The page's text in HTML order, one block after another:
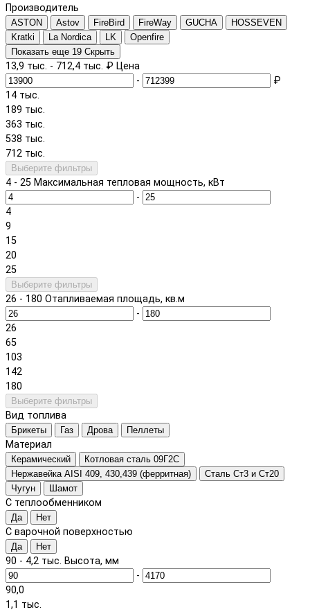
Производитель
ASTON Astov FireBird FireWay GUCHA
HOSSEVEN
Kratki
La Nordica LK
Openfire
Показать еще 19 Скрыть
13,9 тыс. - 712,4 тыс. ₽ Цена
-
₽
14 тыс.
189 тыс.
363 тыс.
538 тыс.
712 тыс.
Выберите фильтры
4 - 25 Максимальная тепловая мощность, кВт
-
4
9
15
20
25
Выберите фильтры
26 - 180 Отапливаемая площадь, кв.м
-
26
65
103
142
180
Выберите фильтры
Вид топлива
Брикеты Газ Дрова Пеллеты
Материал
Керамический
Котловая сталь 09Г2С
Нержавейка AISI 409, 430,439 (ферритная)
Сталь Ст3 и Ст20
Чугун
Шамот
С теплообменником
Да Нет
С варочной поверхностью
Да Нет
90 - 4,2 тыс. Высота, мм
-
90,0
1,1 тыс.